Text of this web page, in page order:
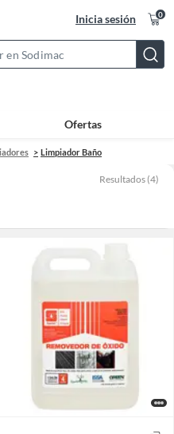
Inicia sesión 0
Bar
Ofertas
Limpiador Baño
Resultados (4)